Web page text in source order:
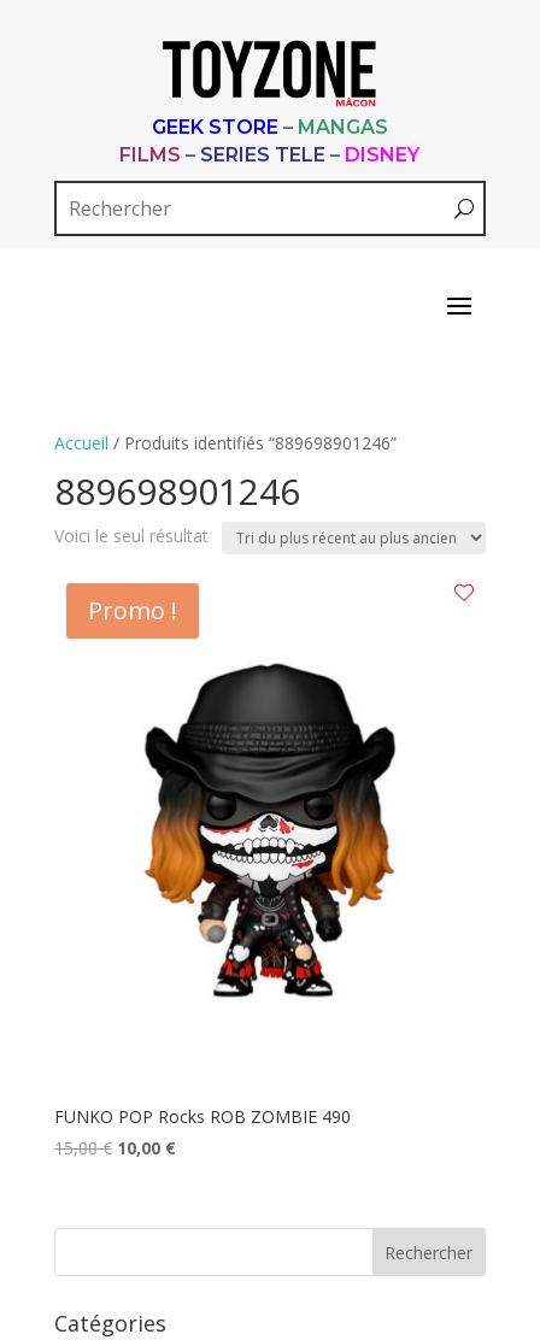
GEEK STORE – MANGAS
FILMS – SERIES TELE – DISNEY
Accueil / Produits identifiés “889698901246”
889698901246
Voici le seul résultat
Promo !
FUNKO POP Rocks ROB ZOMBIE 490
15,00€ Le
était :
10,00 €Le
est :
Catégories